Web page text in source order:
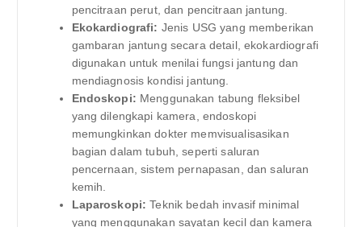
pencitraan perut, dan pencitraan jantung.
Ekokardiografi: Jenis USG yang memberikan
gambaran jantung secara detail, ekokardiografi
digunakan untuk menilai fungsi jantung dan
mendiagnosis kondisi jantung.
Endoskopi: Menggunakan tabung fleksibel
yang dilengkapi kamera, endoskopi
memungkinkan dokter memvisualisasikan
bagian dalam tubuh, seperti saluran
pencernaan, sistem pernapasan, dan saluran
kemih.
Laparoskopi: Teknik bedah invasif minimal
yang menggunakan sayatan kecil dan kamera